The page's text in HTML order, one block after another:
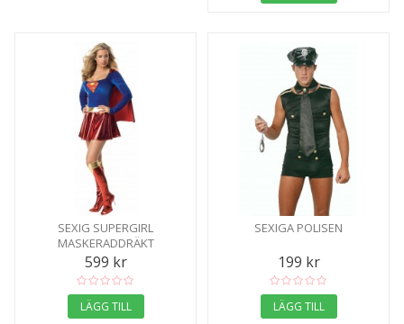
SEXIG SUPERGIRL
MASKERADDRÄKT
599 kr
LÄGG TILL
SEXIGA POLISEN
199 kr
LÄGG TILL